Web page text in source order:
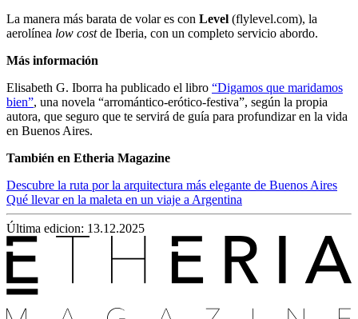
La manera más barata de volar es con Level (flylevel.com), la
aerolínea low costde Iberia, con un completo servicio abordo.
Más información
Elisabeth G. Iborra ha publicado el libro “Digamos que maridamos
bien”, una novela “arromántico-erótico-festiva”, según la propia
autora, que seguro que te servirá de guía para profundizar en la vida
en Buenos Aires.
También en Etheria Magazine
Descubre la ruta por la arquitectura más elegante de Buenos Aires
Qué llevar en la maleta en un viaje a Argentina
Última edicion: 13.12.2025